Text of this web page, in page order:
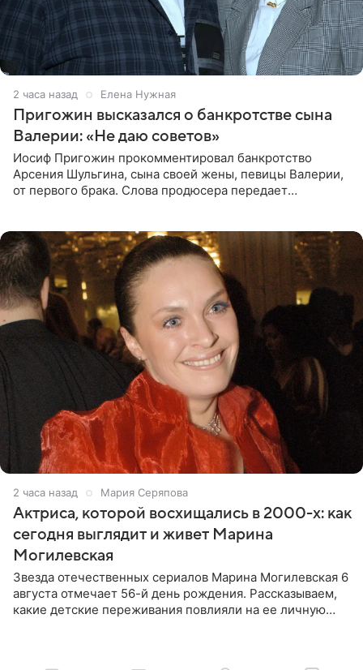
2 часа назад Елена Нужная
Пригожин высказался о банкротстве сына
Валерии: «Не даю советов»
Иосиф Пригожин прокомментировал банкротство
Арсения Шульгина, сына своей жены, певицы Валерии,
от первого брака. Слова продюсера передает
2 часа назад Мария Серяпова
Актриса, которой восхищались в 2000-х: как
сегодня выглядит и живет Марина
Могилевская
Звезда отечественных сериалов Марина Могилевская 6
августа отмечает 56-й день рождения. Рассказываем,
какие детские переживания повлияли на ее личную